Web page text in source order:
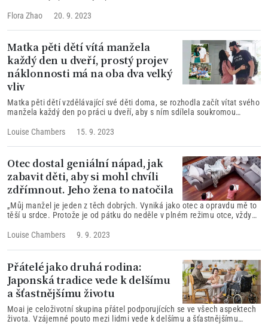
Flora Zhao 20. 9. 2023
Matka pěti dětí vítá manžela
každý den u dveří, prostý projev
náklonnosti má na oba dva velký
vliv
Matka pěti dětí vzdělávající své děti doma, se rozhodla začít vítat svého
manžela každý den po práci u dveří, aby s ním sdílela soukromou
Louise Chambers
15. 9. 2023
Otec dostal geniální nápad, jak
zabavit děti, aby si mohl chvíli
zdřímnout. Jeho žena to natočila
„Můj manžel je jeden z těch dobrých. Vyniká jako otec a opravdu mě to
těší u srdce. Protože je od pátku do neděle v plném režimu otce, vždy
žádné úsilí, o to líp!“ řekla paní Chandová pro The Epoch Times.
Louise Chambers 9. 9. 2023
Přátelé jako druhá rodina:
Japonská tradice vede k delšímu
a šťastnějšímu životu
Moai je celoživotní skupina přátel podporujících se ve všech aspektech
života. Vzájemné pouto mezi lidmi vede k delšímu a šťastnějšímu